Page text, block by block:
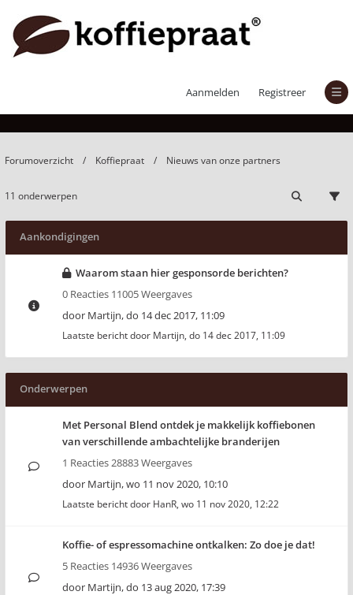
Aanmelden Registreer
Nieuws van onze partners
Forumoverzicht Koffiepraat Nieuws van onze partners
11 onderwerpen
Aankondigingen
Waarom staan hier gesponsorde berichten?
0 Reacties 11005 Weergaves
door Martijn,do 14 dec 2017, 11:09
Laatste bericht door Martijn, do 14 dec 2017, 11:09
Onderwerpen
Met Personal Blend ontdek je makkelijk koffiebonen
van verschillende ambachtelijke branderijen
1 Reacties 28883 Weergaves
door Martijn,wo 11 nov 2020, 10:10
Laatste bericht door HanR, wo 11 nov 2020, 12:22
Koffie- of espressomachine ontkalken: Zo doe je dat!
5 Reacties 14936 Weergaves
door Martijn,do 13 aug 2020, 17:39